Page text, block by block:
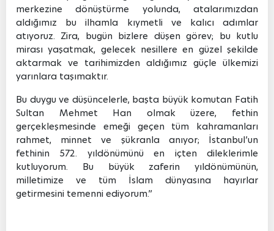
merkezine dönüştürme yolunda, atalarımızdan
aldığımız bu ilhamla kıymetli ve kalıcı adımlar
atıyoruz. Zira, bugün bizlere düşen görev; bu kutlu
mirası yaşatmak, gelecek nesillere en güzel şekilde
aktarmak ve tarihimizden aldığımız güçle ülkemizi
yarınlara taşımaktır.
Bu duygu ve düşüncelerle, başta büyük komutan Fatih
Sultan Mehmet Han olmak üzere, fethin
gerçekleşmesinde emeği geçen tüm kahramanları
rahmet, minnet ve şükranla anıyor; İstanbul’un
fethinin 572. yıldönümünü en içten dileklerimle
kutluyorum. Bu büyük zaferin yıldönümünün,
milletimize ve tüm İslam dünyasına hayırlar
getirmesini temenni ediyorum.”